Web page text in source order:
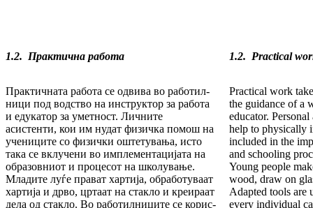
1.2. Практична работа 1.2. Practical
Практичната работа се одвива во работил­
ни­ци под водство на инструктор за работа
и еду­ка­тор за уметност. Личните
асистенти, кои им ну­дат физичка помош на
учениците со физички оштетувања, исто
така се вклучени во импле­мен­тацијата на
образовниот и процесот на шко­лу­вање.
Младите луѓе прават хартија, обрабо­ту­ваат
хартија и дрво, цртаат на стакло и креи­ра­ат
дела од стакло. Во работилниците се ко­рис­
Practical work
the guidance of a
educator.
help to physically
included in the
and schooling
Young people
wood, draw on
Adapted tools are
every individual